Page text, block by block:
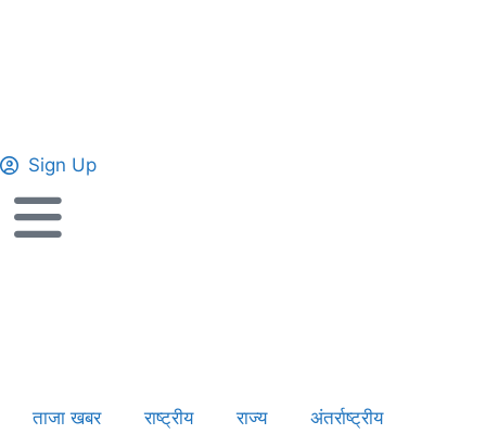
Sign Up
ताजा खबर राष्ट्रीय राज्य अंतर्राष्ट्रीय